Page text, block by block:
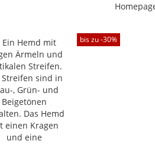
bis zu -30%